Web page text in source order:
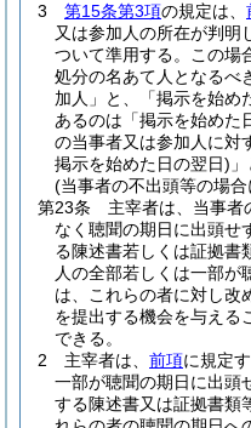
3
第15条第3項の規定は、
又は参加人の所在が判明
ついて準用する。
この場
処分の名あて人となるべ
加人」と、「掲示を始め
あるのは「掲示を始めた
の当事者又は参加人に対
掲示を始めた日の翌日)
(当事者の不出頭等の場
第23条
主宰者は、当事者
なく聴聞の期日に出頭せ
る陳述書若しくは証拠書
人の全部若しくは一部が
は、これらの者に対し改
を提出する機会を与える
できる。
2
主宰者は、 前項に規定
一部が聴聞の期日に出頭
する陳述書又は証拠書類